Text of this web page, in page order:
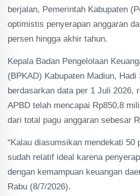
berjalan, Pemerintah Kabupaten
optimistis penyerapan anggaran
persen hingga akhir tahun.
Kepala Badan Pengelolaan
(BPKAD) Kabupaten Madiun,
berdasarkan data per 1 Juli 2026,
APBD telah mencapai Rp850,8
dari total pagu anggaran sebesar
“Kalau diasumsikan mendekati 50
sudah relatif ideal karena
dengan kemampuan keuangan
Rabu (8/7/2026).